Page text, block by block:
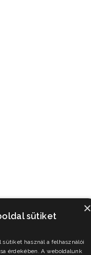
×
sütiket
sütiket használ a felhasználói
érdekében. A weboldalunk